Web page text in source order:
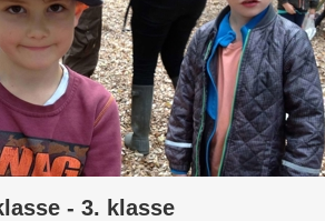
- 3. klasse